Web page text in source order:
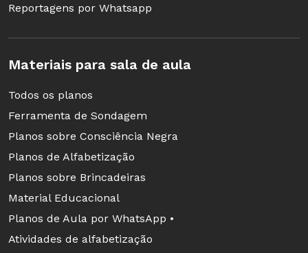
Reportagens por Whatsapp
Materiais para sala de aula
Todos os planos
Ferramenta de Sondagem
Planos sobre Consciência Negra
Planos de Alfabetização
Planos sobre Brincadeiras
Material Educacional
Planos de Aula por WhatsApp •
Atividades de alfabetização